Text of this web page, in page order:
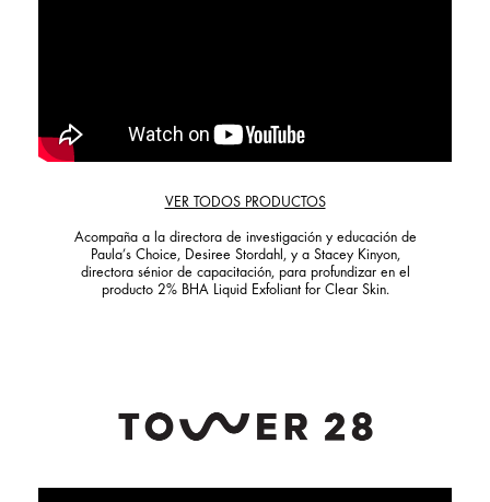
VER TODOS PRODUCTOS
Acompaña a la directora de investigación y educación de
Paula’s Choice, Desiree Stordahl, y a Stacey Kinyon,
directora sénior de capacitación, para profundizar en el
producto 2% BHA Liquid Exfoliant for Clear Skin.